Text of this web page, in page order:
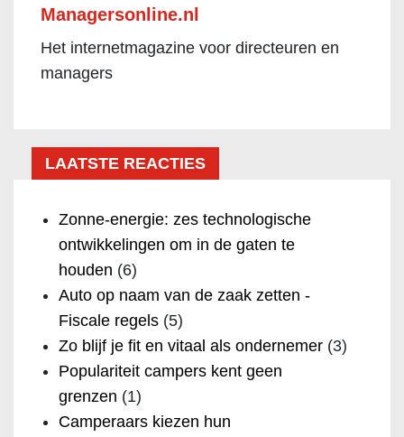
Managersonline.nl
Het internetmagazine voor directeuren en
managers
LAATSTE REACTIES
Zonne-energie: zes technologische
ontwikkelingen om in de gaten te
houden (6)
Auto op naam van de zaak zetten -
Fiscale regels (5)
Zo blijf je fit en vitaal als ondernemer (3)
Populariteit campers kent geen
grenzen (1)
Camperaars kiezen hun